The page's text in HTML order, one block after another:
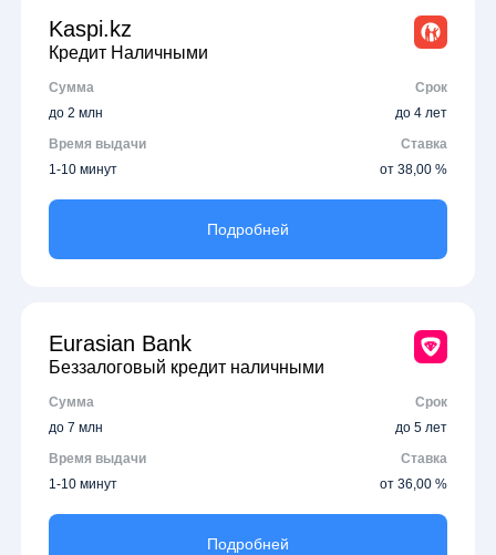
Kaspi.kz
Кредит Наличными
Сумма
Срок
до 2 млн
до 4 лет
Время выдачи
Ставка
1-10 минут
от 38,00 %
Подробней
Eurasian Bank
Беззалоговый кредит наличными
Сумма
Срок
до 7 млн
до 5 лет
Время выдачи
Ставка
1-10 минут
от 36,00 %
Подробней